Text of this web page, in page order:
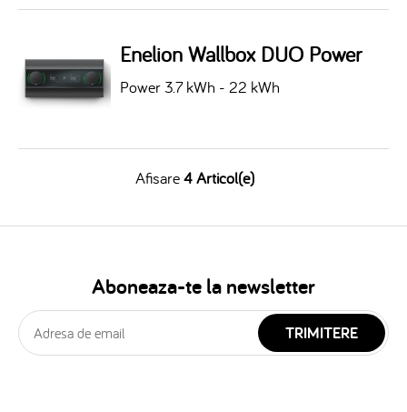
Enelion Wallbox DUO Power
Power 3.7 kWh - 22 kWh
Afisare4 Articol(e)
Aboneaza-te la newsletter
TRIMITERE